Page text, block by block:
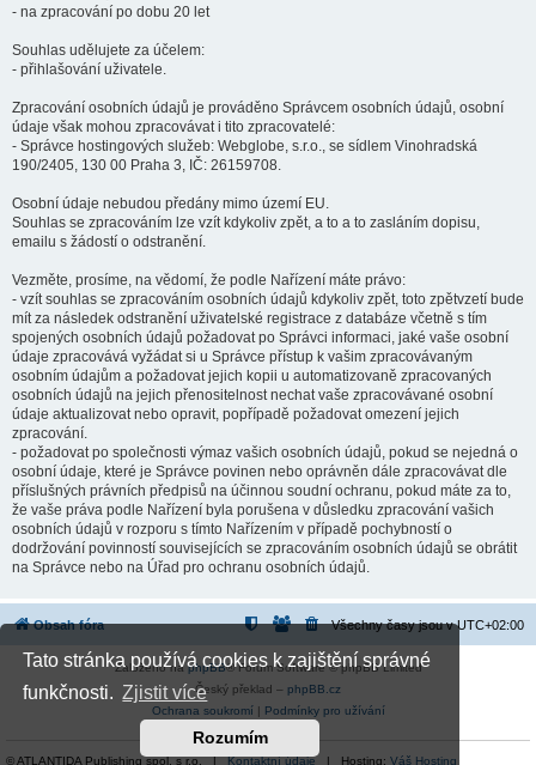
Tato stránka používá cookies k zajištění správné
funkčnosti. Zjistit více
Rozumím
- na zpracování po dobu 20 let
Souhlas udělujete za účelem:
- přihlašování uživatele.
Zpracování osobních údajů je prováděno Správcem osobních údajů, osobní
údaje však mohou zpracovávat i tito zpracovatelé:
- Správce hostingových služeb: Webglobe, s.r.o., se sídlem Vinohradská
190/2405, 130 00 Praha 3, IČ: 26159708.
Osobní údaje nebudou předány mimo území EU.
Souhlas se zpracováním lze vzít kdykoliv zpět, a to a to zasláním dopisu,
emailu s žádostí o odstranění.
Vezměte, prosíme, na vědomí, že podle Nařízení máte právo:
- vzít souhlas se zpracováním osobních údajů kdykoliv zpět, toto zpětvzetí bude
mít za následek odstranění uživatelské registrace z databáze včetně s tím
spojených osobních údajů požadovat po Správci informaci, jaké vaše osobní
údaje zpracovává vyžádat si u Správce přístup k vašim zpracovávaným
osobním údajům a požadovat jejich kopii u automatizovaně zpracovaných
osobních údajů na jejich přenositelnost nechat vaše zpracovávané osobní
údaje aktualizovat nebo opravit, popřípadě požadovat omezení jejich
zpracování.
- požadovat po společnosti výmaz vašich osobních údajů, pokud se nejedná o
osobní údaje, které je Správce povinen nebo oprávněn dále zpracovávat dle
příslušných právních předpisů na účinnou soudní ochranu, pokud máte za to,
že vaše práva podle Nařízení byla porušena v důsledku zpracování vašich
osobních údajů v rozporu s tímto Nařízením v případě pochybností o
dodržování povinností souvisejících se zpracováním osobních údajů se obrátit
na Správce nebo na Úřad pro ochranu osobních údajů.
Obsah fóra Všechny časy jsou vUTC+02:00
Založeno naphpBB® Forum Software © phpBB Limited
Český překlad – phpBB.cz
Ochrana soukromí| Podmínky pro užívání
© ATLANTIDA Publishing spol. s r.o. |Kontaktní údaje| Hosting: Váš Hosting